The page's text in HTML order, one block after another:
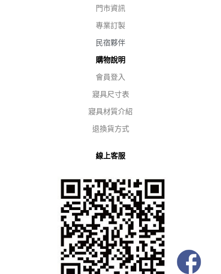
門市資訊
專業訂製
民宿夥伴
購物說明
會員登入
寢具尺寸表
寢具材質介紹
退換貨方式
線上客服